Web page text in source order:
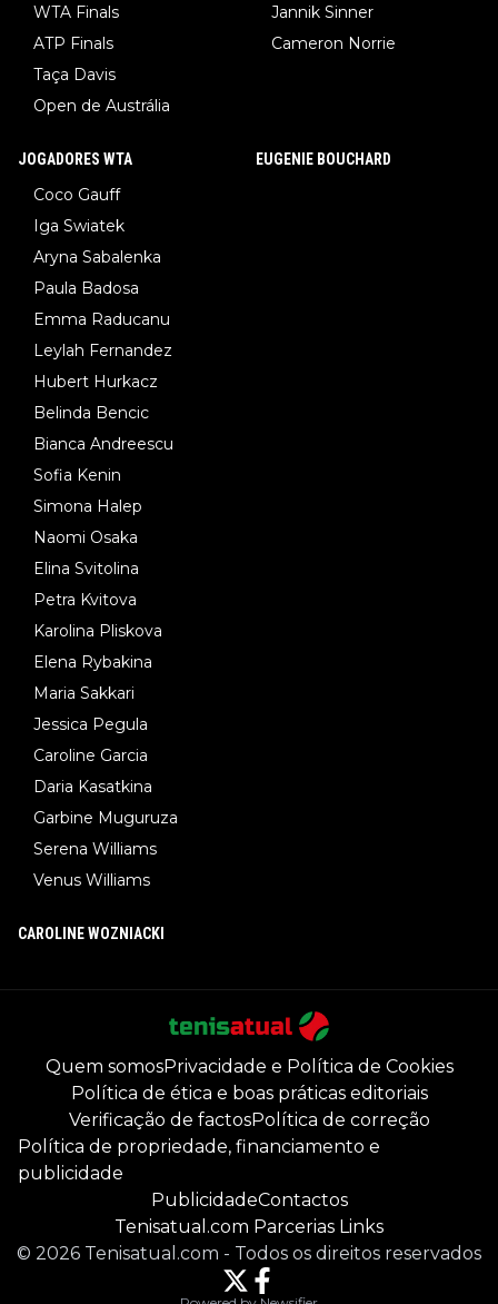
WTA Finals
ATP Finals
Taça Davis
Open de Austrália
Jannik Sinner
Cameron Norrie
JOGADORES WTA
Coco Gauff
Iga Swiatek
Aryna Sabalenka
Paula Badosa
Emma Raducanu
Leylah Fernandez
Hubert Hurkacz
Belinda Bencic
Bianca Andreescu
Sofia Kenin
Simona Halep
Naomi Osaka
Elina Svitolina
Petra Kvitova
Karolina Pliskova
Elena Rybakina
Maria Sakkari
Jessica Pegula
Caroline Garcia
Daria Kasatkina
Garbine Muguruza
Serena Williams
Venus Williams
EUGENIE BOUCHARD
CAROLINE WOZNIACKI
Quem somosPrivacidade e Política de Cookies
Política de ética e boas práticas editoriais
Verificação de factosPolítica de correção
Política de propriedade, financiamento e
publicidade
PublicidadeContactos
Tenisatual.com Parcerias Links
© 2026 Tenisatual.com - Todos os direitos reservados